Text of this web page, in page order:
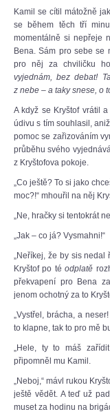
Kamil se cítil mátožně
se během těch tří
momentálně si nepřeje
Bena. Sám pro sebe se
pro něj za chviličku
vyjednám, bez debat!
z nebe – a taky snese, o
A když se Kryštof vrátil
údivu s tím souhlasil,
pomoc se zařizováním
průběhu svého
z Kryštofova pokoje.
„Co ještě? To si jako
moc?!“ mhouřil na něj
„Ne, hračky si tentokrát
„Jak – co já? Vysmahni!“
„Neříkej, že by sis nedal
Kryštof po téodplatě
překvapení pro Bena
jenom ochotný za to
„Vystřel, brácha, a
to klapne, tak to pro mě
„Hele, ty to máš
připomněl mu Kamil.
„Neboj,“ mávl rukou
ještě vědět. A teď už
muset za hodinu na